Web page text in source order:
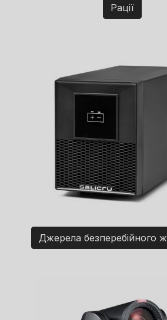
Рації
Джерела безперебійного